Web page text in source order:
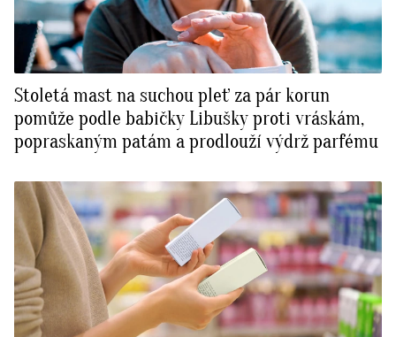
Stoletá mast na suchou pleť za pár korun
pomůže podle babičky Libušky proti vráskám,
popraskaným patám a prodlouží výdrž parfému